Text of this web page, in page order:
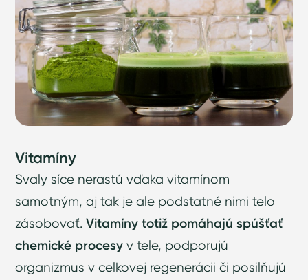
Vitamíny
Svaly síce nerastú vďaka vitamínom
samotným, aj tak je ale podstatné nimi telo
zásobovať.Vitamíny totiž pomáhajú spúšťať
chemické procesy v tele, podporujú
organizmus v celkovej regenerácii či posilňujú